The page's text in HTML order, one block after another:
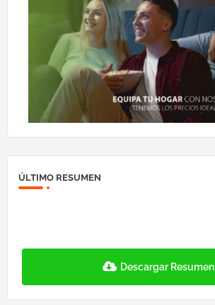
ÚLTIMO RESUMEN
Descargar Resumen